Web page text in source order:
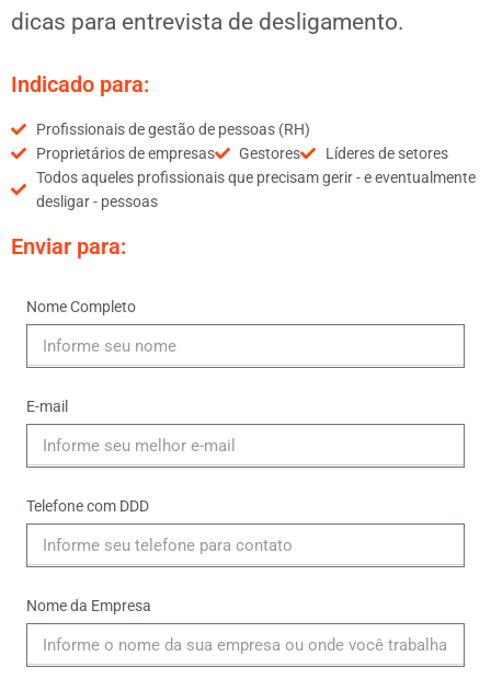
dicas para entrevista de desligamento.
Indicado para:
Profissionais de gestão de pessoas (RH)
Proprietários de empresas
Gestores
Líderes de setores
Todos aqueles profissionais que precisam gerir - e eventualmente
desligar - pessoas
Enviar para:
Nome Completo
E-mail
Telefone com DDD
Nome da Empresa